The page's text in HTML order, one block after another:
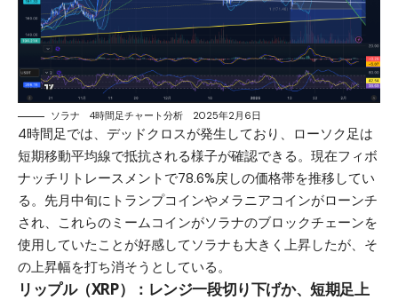
ソラナ 4時間足チャート分析 2025年2月6日
4時間足では、デッドクロスが発生しており、ローソク足は
短期移動平均線で抵抗される様子が確認できる。現在フィボ
ナッチリトレースメントで78.6%戻しの価格帯を推移してい
る。先月中旬にトランプコインやメラニアコインがローンチ
され、これらのミームコインがソラナのブロックチェーンを
使用していたことが好感してソラナも大きく上昇したが、そ
の上昇幅を打ち消そうとしている。
リップル（XRP）：レンジ一段切り下げか、短期足上